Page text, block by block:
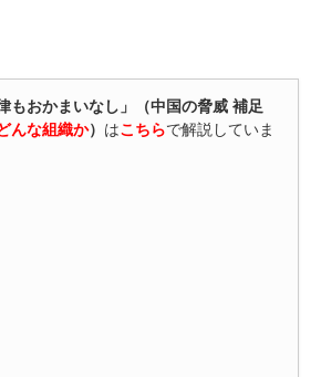
もおかまいなし」（中国の脅威 補足
んな組織か） はこちらで解説していま